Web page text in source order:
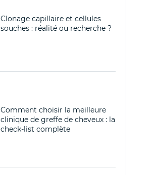
Clonage capillaire et cellules
souches : réalité ou recherche ?
Comment choisir la meilleure
clinique de greffe de cheveux : la
check-list complète